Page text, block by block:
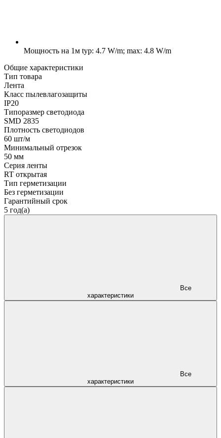
Мощность на 1м typ: 4.7 W/m; max: 4.8 W/m
Общие характеристики
Тип товара
Лента
Класс пылевлагозащиты
IP20
Типоразмер светодиода
SMD 2835
Плотность светодиодов
60 шт/м
Минимальный отрезок
50 мм
Серия ленты
RT открытая
Тип герметизации
Без герметизации
Гарантийный срок
5 год(а)
характеристики
характеристики